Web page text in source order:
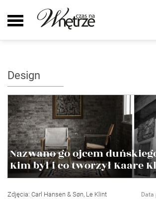
Design
Nazwano go ojcem
Kim był i co tworzył Kaare
Zdjęcia: Carl Hansen & Søn, Le Klint